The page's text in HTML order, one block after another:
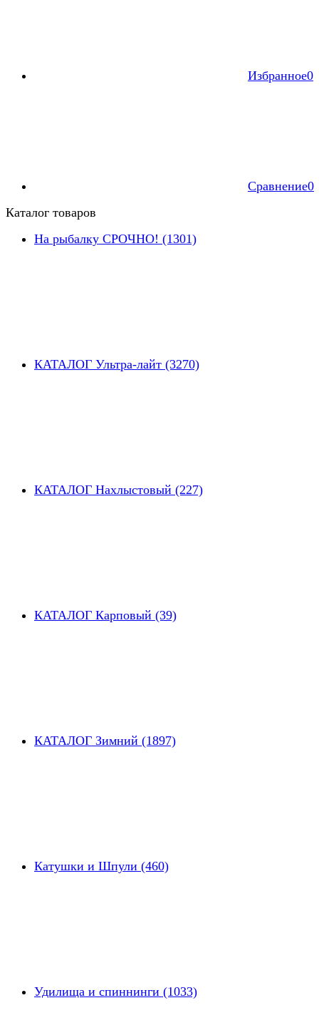
Избранное0
Сравнение0
Каталог товаров
На рыбалку СРОЧНО! (1301)
КАТАЛОГ Ультра-лайт (3270)
КАТАЛОГ Нахлыстовый (227)
КАТАЛОГ Карповый (39)
КАТАЛОГ Зимний (1897)
Катушки и Шпули (460)
Удилища и спиннинги (1033)